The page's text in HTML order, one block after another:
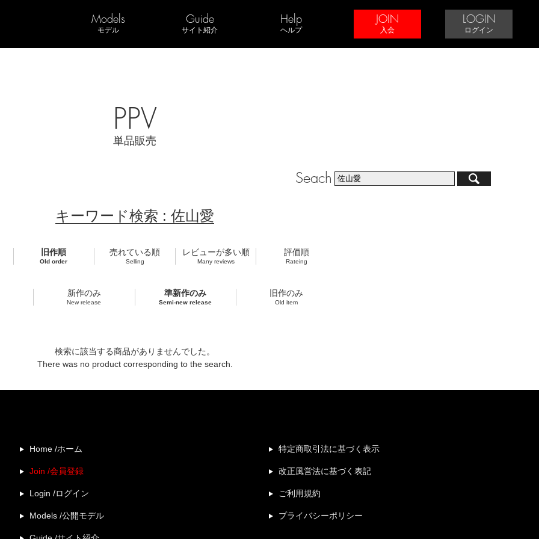
Models
モデル
Guide
サイト紹介
Help
ヘルプ
JOIN
入会
LOGIN
ログイン
PPV
単品販売
Seach
キーワード検索 : 佐山愛
旧作順
Old order
売れている順
Selling
レビューが多い順
Many reviews
評価順
Rateing
新作のみ
New release
準新作のみ
Semi-new release
旧作のみ
Old item
検索に該当する商品がありませんでした。
There was no product corresponding to the search.
Home /ホーム
Join /会員登録
Login /ログイン
Models /公開モデル
特定商取引法に基づく表示
改正風営法に基づく表記
ご利用規約
プライバシーポリシー